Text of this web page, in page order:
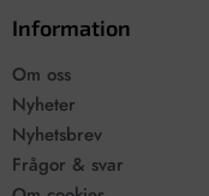
Information
Om oss
Nyheter
Nyhetsbrev
Frågor & svar